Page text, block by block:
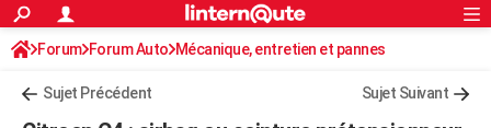
ACTUALITÉS
Politique
Société
Faits Divers
Education
Monde
Villes
+ Rechercher
S'inscrire
Connexion
Forum Forum Auto Mécanique, entretien et pannes
Sujet Précédent Sujet Suivant